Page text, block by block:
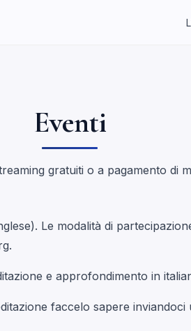
Eventi
gratuiti o a pagamento di
Le modalità di
e approfondimento in
faccelo sapere inviandoci